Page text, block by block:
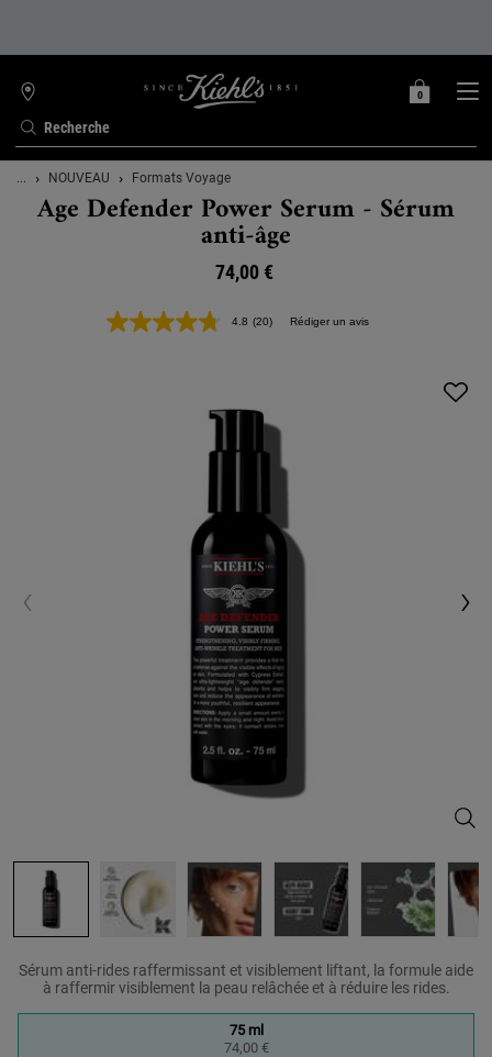
Recherche
TROUVER
UNE
BOUTIQUE
MON
0
0 PRODUIT
Contenu principal
... NOUVEAU Formats Voyage
Age Defender Power Serum - Sérum
anti-âge
74,00 €
4.8 Lire
la
même
page.
(20) Rédiger un avis
Sérum anti-rides raffermissant et visiblement liftant, la formule aide
à raffermir visiblement la peau relâchée et à réduire les rides.
Selected
75 ml
74,00 €
, 1 of 1